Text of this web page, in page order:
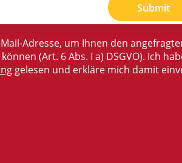
Submit
Adresse, um Ihnen den
(Art. 6 Abs. I a) DSGVO). Ich
gelesen und erkläre mich damit